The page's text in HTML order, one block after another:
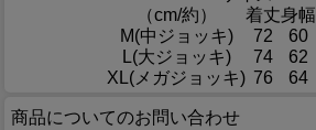
（cm/約）
着丈身幅
M(中ジョッキ)
72 60
L(大ジョッキ)
74 62
XL(メガジョッキ) 76 64
商品についてのお問い合わせ